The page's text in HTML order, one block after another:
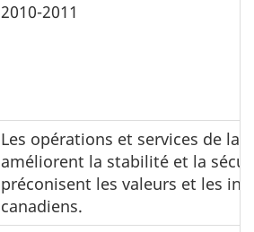
2010-2011
Les opérations et services de la
améliorent la stabilité et la
préconisent les valeurs et les
canadiens.